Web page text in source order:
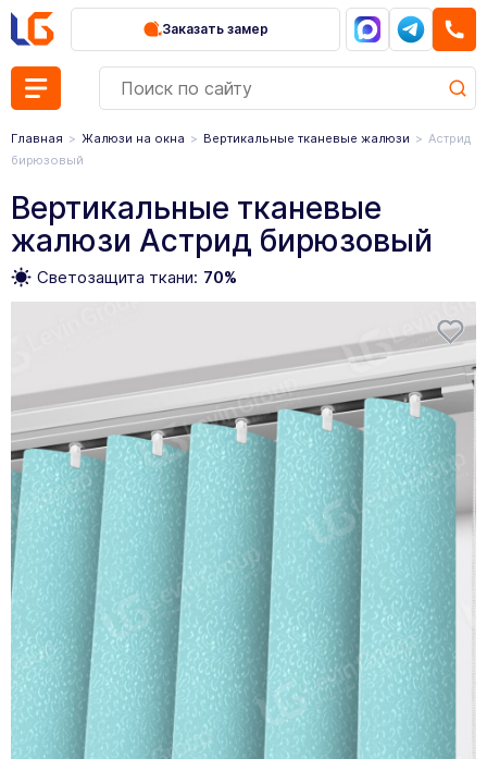
Заказать замер
Главная Жалюзи на окна Вертикальные тканевые жалюзи
Астрид
бирюзовый
Вертикальные тканевые
жалюзи Астрид бирюзовый
Светозащита ткани: 70%